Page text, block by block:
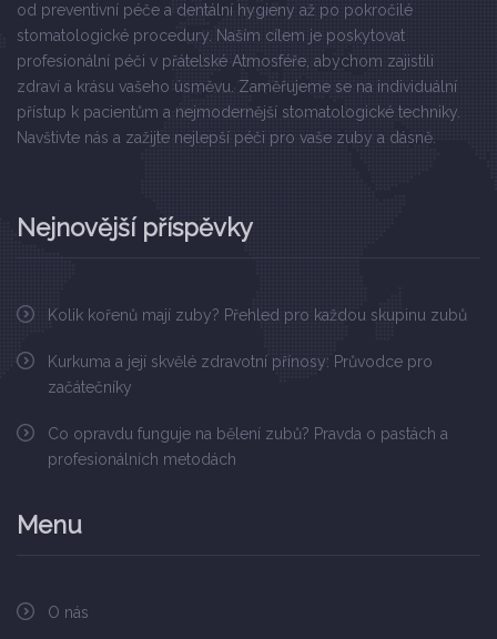
od preventivní péče a dentální hygieny až po pokročilé
stomatologické procedury. Naším cílem je poskytovat
profesionální péči v přátelské Atmosféře, abychom zajistili
zdraví a krásu vašeho úsměvu. Zaměřujeme se na individuální
přístup k pacientům a nejmodernější stomatologické techniky.
Navštivte nás a zažijte nejlepší péči pro vaše zuby a dásně.
Nejnovější příspěvky
Kolik kořenů mají zuby? Přehled pro každou skupinu zubů
Kurkuma a její skvělé zdravotní přínosy: Průvodce pro
začátečníky
Co opravdu funguje na bělení zubů? Pravda o pastách a
profesionálních metodách
Menu
O nás